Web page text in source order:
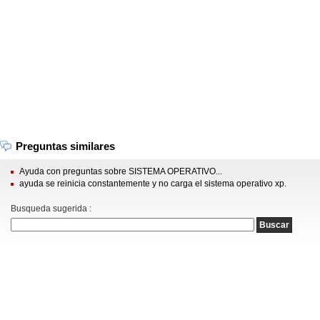
Preguntas similares
Ayuda con preguntas sobre SISTEMA OPERATIVO...
ayuda se reinicia constantemente y no carga el sistema operativo xp.
Busqueda sugerida :